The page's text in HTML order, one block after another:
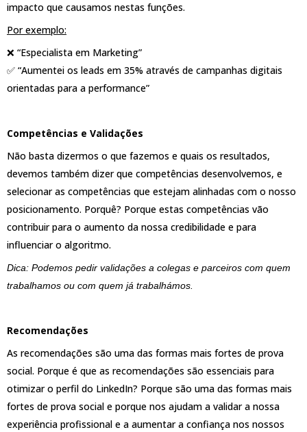
impacto que causamos nestas funções.
Por exemplo:
❌ “Especialista em Marketing”
✅ “Aumentei os leads em 35% através de campanhas digitais
orientadas para a performance”
Competências e Validações
Não basta dizermos o que fazemos e quais os resultados,
devemos também dizer que competências desenvolvemos, e
selecionar as competências que estejam alinhadas com o nosso
posicionamento. Porquê? Porque estas competências vão
contribuir para o aumento da nossa credibilidade e para
influenciar o algoritmo.
Dica: Podemos pedir validações a colegas e parceiros com quem
trabalhamos ou com quem já trabalhámos.
Recomendações
As recomendações são uma das formas mais fortes de prova
social. Porque é que as recomendações são essenciais para
otimizar o perfil do LinkedIn? Porque são uma das formas mais
fortes de prova social e porque nos ajudam a validar a nossa
experiência profissional e a aumentar a confiança nos nossos